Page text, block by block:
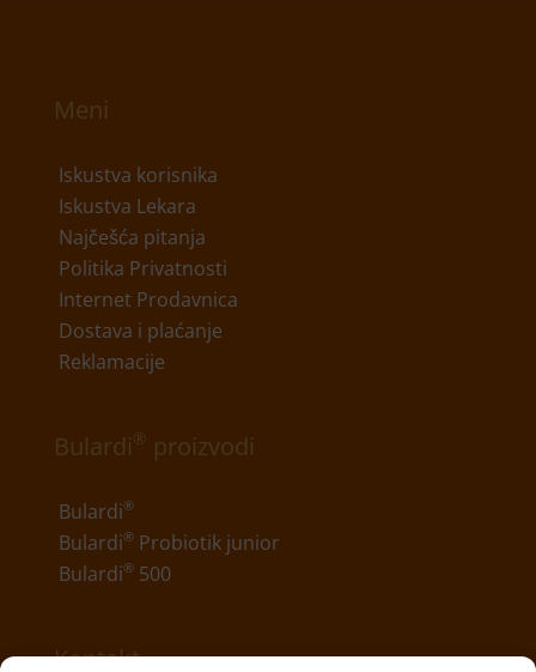
Meni
Iskustva korisnika
Iskustva Lekara
Najčešća pitanja
Politika Privatnosti
Internet Prodavnica
Dostava i plaćanje
Reklamacije
Bulardi ® proizvodi
Bulardi®
Bulardi®Probiotik junior
Bulardi®500
Kontakt